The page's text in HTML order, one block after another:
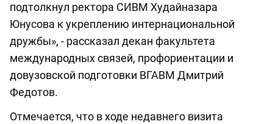
подтолкнул ректора СИВМ Худайназара
Юнусова к укреплению интернациональной
дружбы», - рассказал декан факультета
международных связей, профориентации и
довузовской подготовки ВГАВМ Дмитрий
Федотов.
Отмечается, что в ходе недавнего визита